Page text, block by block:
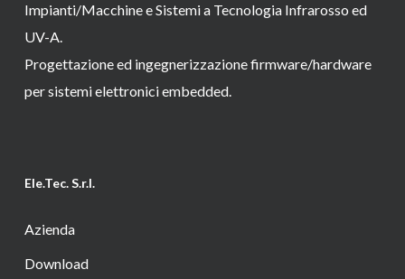
Impianti/Macchine e Sistemi a Tecnologia Infrarosso ed
UV-A.
Progettazione ed ingegnerizzazione firmware/hardware
per sistemi elettronici embedded.
Ele.Tec. S.r.l.
Azienda
Download